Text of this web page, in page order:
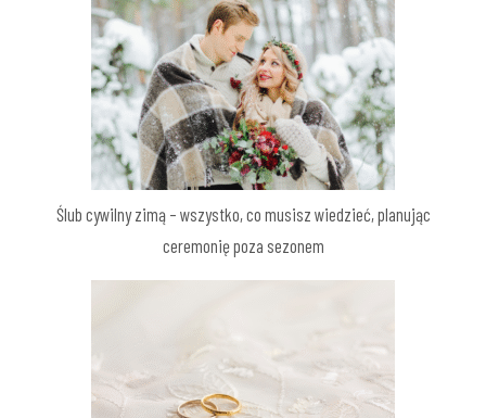
Ślub cywilny zimą – wszystko, co musisz wiedzieć, planując
ceremonię poza sezonem